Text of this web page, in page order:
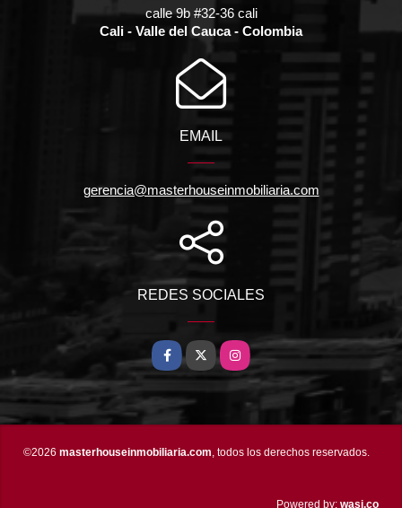
calle 9b #32-36 cali
Cali - Valle del Cauca - Colombia
EMAIL
gerencia@masterhouseinmobiliaria.com
REDES SOCIALES
Facebook
X Instagram
©2026 masterhouseinmobiliaria.com, todos los derechos reservados.
Powered by: wasi.co